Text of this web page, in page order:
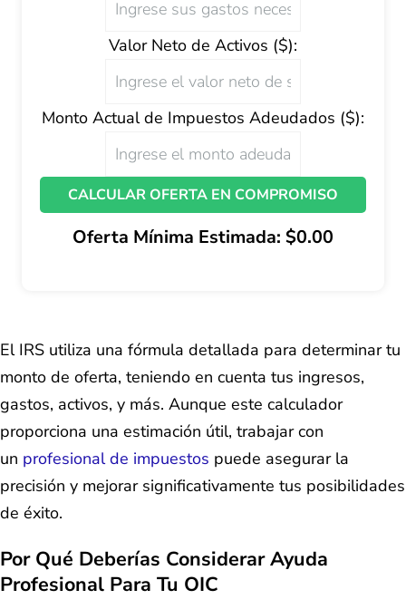
Valor Neto de Activos ($):
Monto Actual de Impuestos Adeudados ($):
CALCULAR OFERTA EN COMPROMISO
Oferta Mínima Estimada: $0.00
El IRS utiliza una fórmula detallada para determinar tu
monto de oferta, teniendo en cuenta tus ingresos,
gastos, activos, y más. Aunque este calculador
proporciona una estimación útil, trabajar con
un profesional de impuestos puede asegurar la
precisión y mejorar significativamente tus posibilidades
de éxito.
Por Qué Deberías Considerar Ayuda
Profesional Para Tu OIC